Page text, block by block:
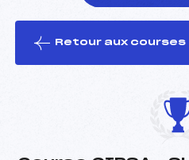
le ski
Retour aux courses